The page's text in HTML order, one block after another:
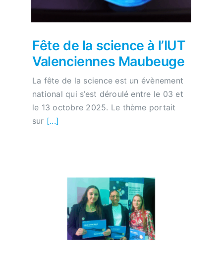
Fête de la science à l’IUT
Valenciennes Maubeuge
La fête de la science est un évènement
national qui s’est déroulé entre le 03 et
le 13 octobre 2025. Le thème portait
sur [...]